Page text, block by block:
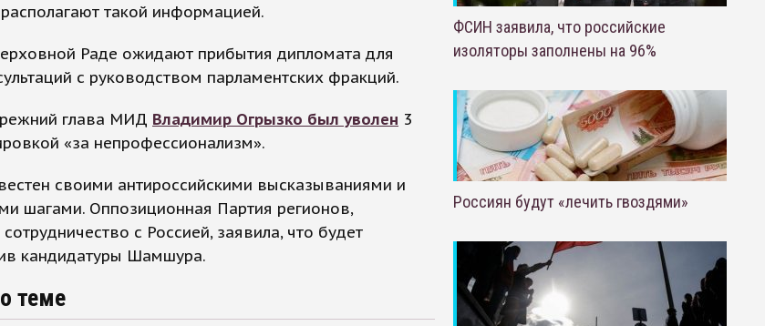
такой информацией.
Раде ожидают прибытия дипломата для
с руководством парламентских фракций.
глава МИД Владимир Огрызко был уволен 3
«за непрофессионализм».
своими антироссийскими высказываниями и
шагами. Оппозиционная Партия регионов,
с Россией, заявила, что будет
кандидатуры Шамшура.
теме
ФСИН заявила, что российские
изоляторы заполнены на 96%
Россиян будут «лечить гвоздями»